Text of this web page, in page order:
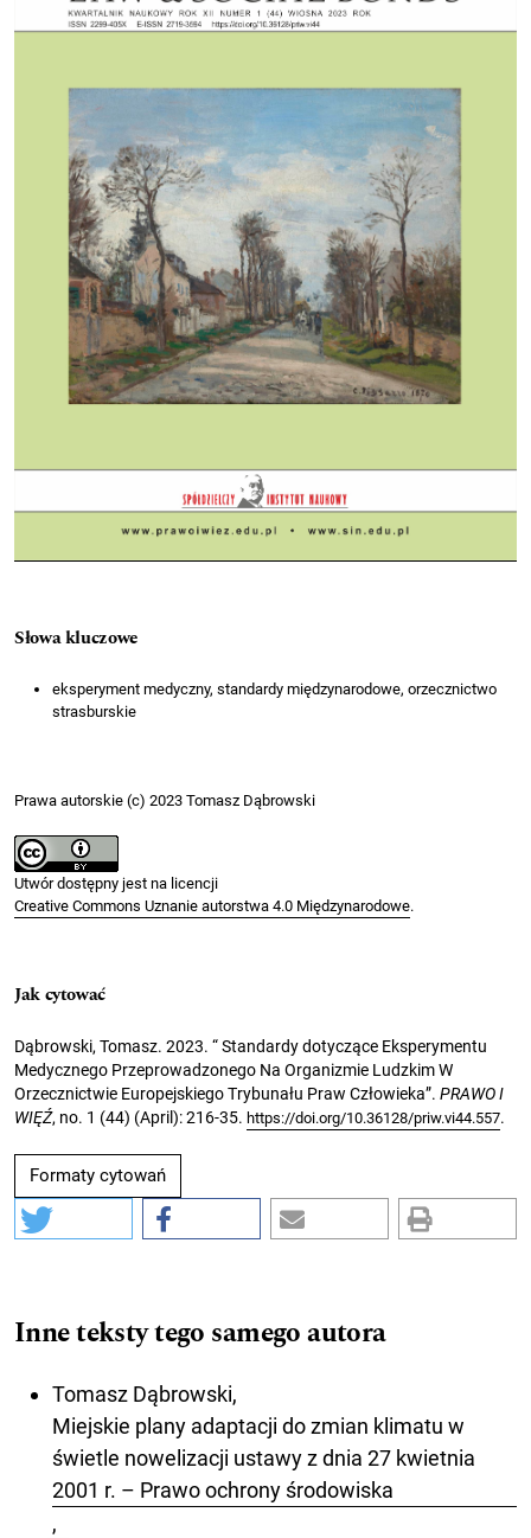
Słowa kluczowe
eksperyment medyczny, standardy międzynarodowe, orzecznictwo
strasburskie
Prawa autorskie (c) 2023 Tomasz Dąbrowski
Utwór dostępny jest na licencji
Creative Commons Uznanie autorstwa 4.0 Międzynarodowe.
Jak cytować
Dąbrowski, Tomasz. 2023. “ Standardy dotyczące Eksperymentu
Medycznego Przeprowadzonego Na Organizmie Ludzkim W
Orzecznictwie Europejskiego Trybunału Praw Człowieka”. PRAWO I
WIĘŹ, no. 1 (44) (April): 216-35. https://doi.org/10.36128/priw.vi44.557.
Formaty cytowań
Inne teksty tego samego autora
Tomasz Dąbrowski,
Miejskie plany adaptacji do zmian klimatu w
świetle nowelizacji ustawy z dnia 27 kwietnia
2001 r. – Prawo ochrony środowiska
,